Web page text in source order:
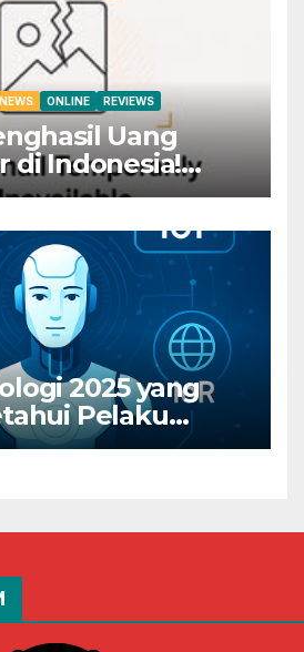
NEWS ONLINE REVIEWS
Uang
di Indonesia!
Sekarang
2025 yang
Pelaku